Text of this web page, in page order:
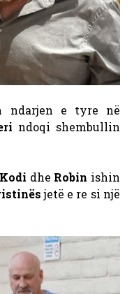
ndarjen e tyre në
ndoqi shembullin
Kodi dhe Robin ishin
jetë e re si një